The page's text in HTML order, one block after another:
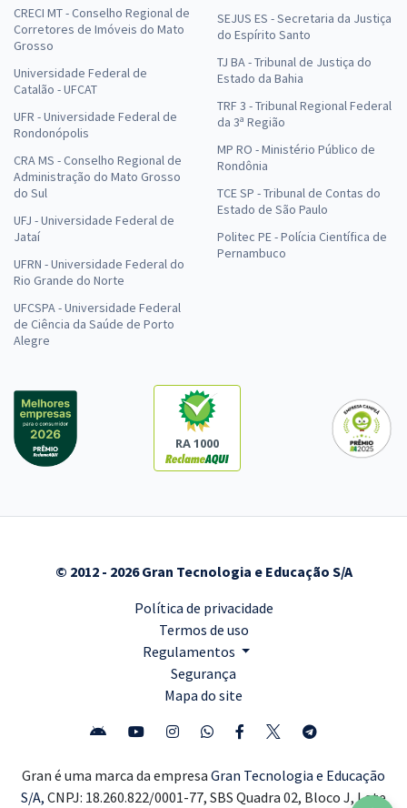
CRECI MT - Conselho Regional de
Corretores de Imóveis do Mato
Grosso
Universidade Federal de
Catalão - UFCAT
UFR - Universidade Federal de
Rondonópolis
CRA MS - Conselho Regional de
Administração do Mato Grosso
do Sul
UFJ - Universidade Federal de
Jataí
UFRN - Universidade Federal do
Rio Grande do Norte
UFCSPA - Universidade Federal
de Ciência da Saúde de Porto
Alegre
SEJUS ES - Secretaria da Justiça
do Espírito Santo
TJ BA - Tribunal de Justiça do
Estado da Bahia
TRF 3 - Tribunal Regional Federal
da 3ª Região
MP RO - Ministério Público de
Rondônia
TCE SP - Tribunal de Contas do
Estado de São Paulo
Politec PE - Polícia Científica de
Pernambuco
RA 1000
© 2012 - 2026 Gran Tecnologia e Educação S/A
Política de privacidade
Termos de uso
Regulamentos
Segurança
Mapa do site
Gran é uma marca da empresa Gran Tecnologia e Educação
S/A, CNPJ: 18.260.822/0001-77, SBS Quadra 02, Bloco J, Lote